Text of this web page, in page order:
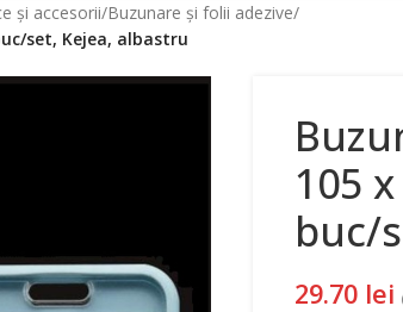
și accesorii/Buzunare și folii adezive/
set, Kejea, albastru
105
buc/
29.70 lei